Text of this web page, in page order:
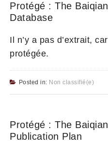
Protégé : The
Database
Il n’y a pas d’extrait,
protégée.
Posted in: Non classifié(e)
Protégé : The
Publication Plan